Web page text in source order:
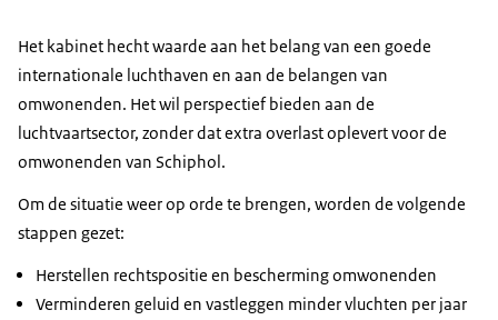
Het kabinet hecht waarde aan het belang van een goede
internationale luchthaven en aan de belangen van
omwonenden. Het wil perspectief bieden aan de
luchtvaartsector, zonder dat extra overlast oplevert voor de
omwonenden van Schiphol.
Om de situatie weer op orde te brengen, worden de volgende
stappen gezet:
Herstellen rechtspositie en bescherming omwonenden
Verminderen geluid en vastleggen minder vluchten per jaar